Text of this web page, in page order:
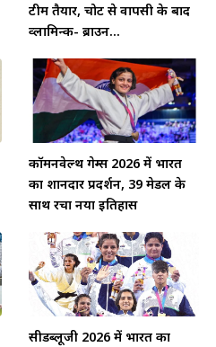
टीम तैयार, चोट से वापसी के बाद
व्लामिन्क- ब्राउन...
कॉमनवेल्थ गेम्स 2026 में भारत
का शानदार प्रदर्शन, 39 मेडल के
साथ रचा नया इतिहास
सीडब्लूजी 2026 में भारत का